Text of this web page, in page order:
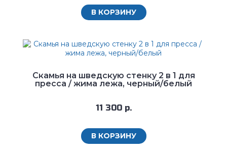
В КОРЗИНУ
Скамья на шведскую стенку 2 в 1 для
пресса / жима лежа, черный/белый
11 300 р.
В КОРЗИНУ